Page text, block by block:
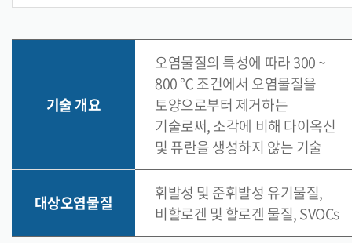
기술 개요
오염물질의 특성에 따라 300 ~
800 ℃ 조건에서 오염물질을
토양으로부터 제거하는
기술로써, 소각에 비해 다이옥신
및 퓨란을 생성하지 않는 기술
대상오염물질
휘발성 및 준휘발성 유기물질,
비할로겐 및 할로겐 물질, SVOCs